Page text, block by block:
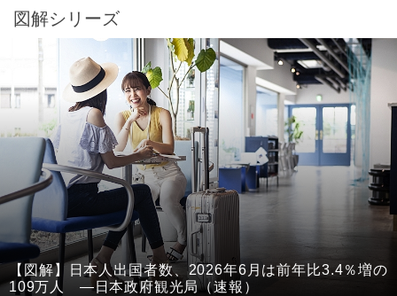
図解シリーズ
【図解】日本人出国者数、2026年6月は前年比3.4％増の
109万人 ―日本政府観光局（速報）